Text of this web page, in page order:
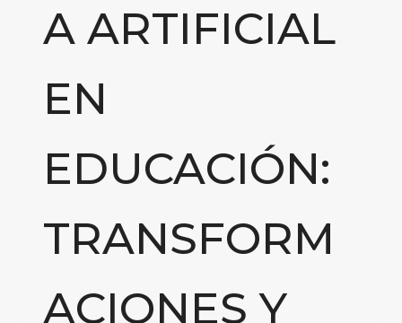
A ARTIFICIAL
EN
EDUCACIÓN:
TRANSFORM
ACIONES Y